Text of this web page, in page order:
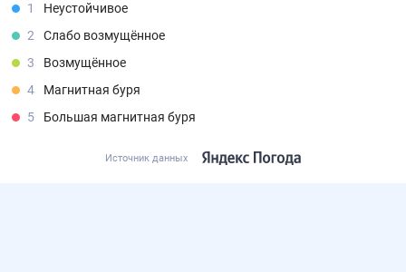
1
Неустойчивое
2
Слабо возмущённое
3
Возмущённое
4
Магнитная буря
5
Большая магнитная буря
Источник данных